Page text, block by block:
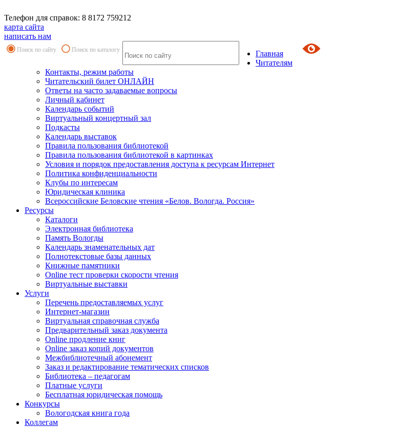
Телефон для справок: 8 8172 759212
карта сайта
написать нам
Поиск по сайту Поиск по каталогу
Главная
Читателям
Контакты, режим работы
Читательский билет ОНЛАЙН
Ответы на часто задаваемые вопросы
Личный кабинет
Календарь событий
Виртуальный концертный зал
Подкасты
Календарь выставок
Правила пользования библиотекой
Правила пользования библиотекой в картинках
Условия и порядок предоставления доступа к ресурсам Интернет
Политика конфиденциальности
Клубы по интересам
Юридическая клиника
Всероссийские Беловские чтения «Белов. Вологда. Россия»
Ресурсы
Каталоги
Электронная библиотека
Память Вологды
Календарь знаменательных дат
Полнотекстовые базы данных
Книжные памятники
Online тест проверки скорости чтения
Виртуальные выставки
Услуги
Перечень предоставляемых услуг
Интернет-магазин
Виртуальная справочная служба
Предварительный заказ документа
Online продление книг
Online заказ копий документов
Межбиблиотечный абонемент
Заказ и редактирование тематических списков
Библиотека – педагогам
Платные услуги
Бесплатная юридическая помощь
Конкурсы
Вологодская книга года
Коллегам